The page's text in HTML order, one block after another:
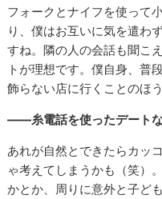
フォークとナイフを使って
り、僕はお互いに気を遣わ
すね。隣の人の会話も聞こ
トが理想です。僕自身、普
飾らない店に行くことのほ
――糸電話を使ったデートな
あれが自然とできたらカッ
ゃ考えてしまうかも（笑）
かとか、周りに意外と子ど